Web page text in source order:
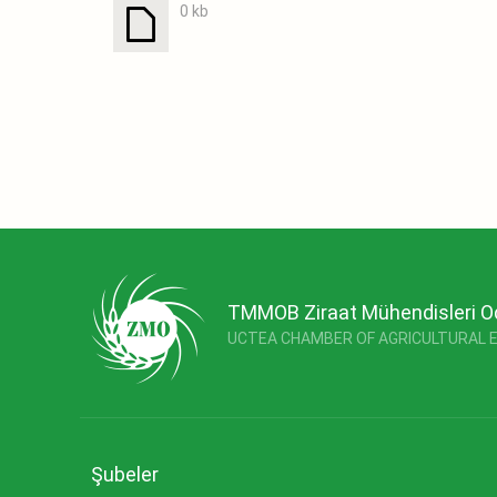
0 kb
TMMOB Ziraat Mühendisleri
UCTEA CHAMBER OF AGRICULTURAL
Şubeler